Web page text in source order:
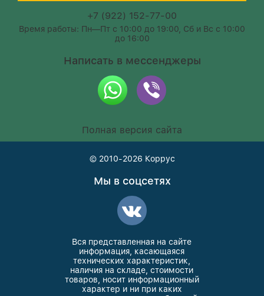
+7 (922) 152-77-00
Время работы: Пн—Пт с 10:00 до 19:00, Сб и Вс с 10:00
до 16:00
Написать в мессенджеры
Полная версия сайта
© 2010-2026 Коррус
Мы в соцсетях
Вся представленная на сайте
информация, касающаяся
технических характеристик,
наличия на складе, стоимости
товаров, носит информационный
характер и ни при каких